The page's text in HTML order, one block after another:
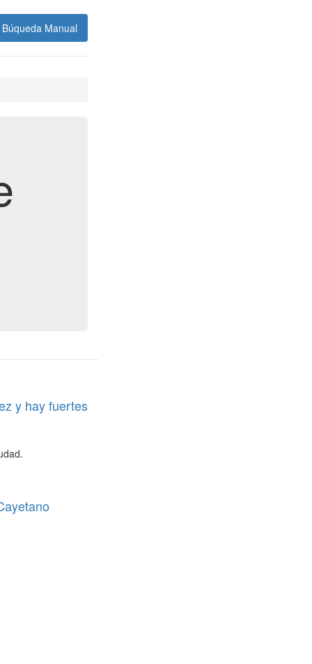
Búqueda Manual
y hay fuertes